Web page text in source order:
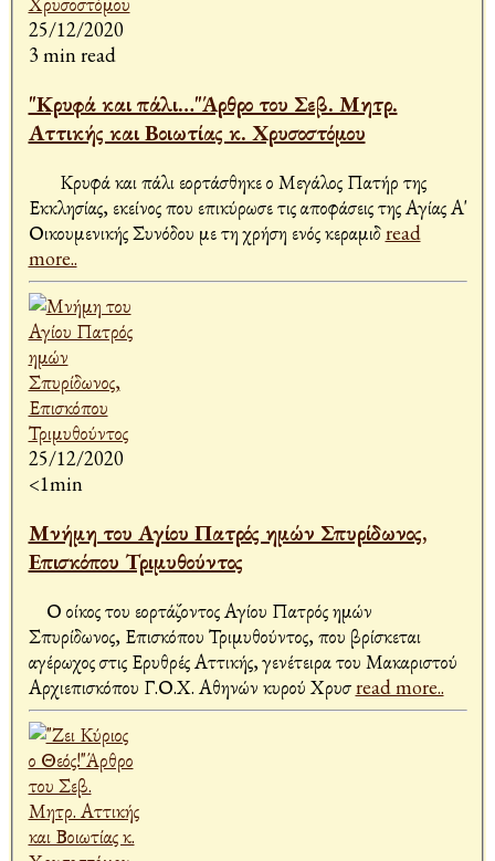
25/12/2020
3 min read
"Κρυφά και πάλι…"Άρθρο του Σεβ. Μητρ.
Αττικής και Βοιωτίας κ. Χρυσοστόμου
Εκκλησίας, εκείνος που επικύρωσε τις αποφάσεις της Αγίας Α'
Οικουμενικής Συνόδου με τη χρήση ενός κεραμιδread
more..
25/12/2020
<1min
Μνήμη του Αγίου Πατρός ημών Σπυρίδωνος,
Επισκόπου Τριμυθούντος
Ο οίκος του εορτάζοντος Αγίου Πατρός ημών
Σπυρίδωνος, Επισκόπου Τριμυθούντος, που βρίσκεται
αγέρωχος στις Ερυθρές Αττικής, γενέτειρα του Μακαριστού
Αρχιεπισκόπου Γ.Ο.Χ. Αθηνών κυρού Χρυσread more..